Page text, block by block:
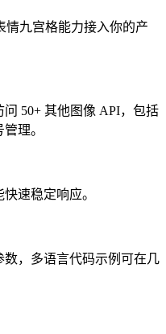
情九宫格能力接入你的产
50+ 其他图像 API，包括
理。
速稳定响应。
数，多语言代码示例可在几